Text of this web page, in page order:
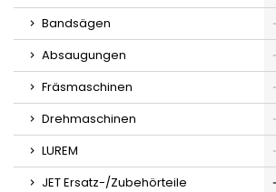
Bandsägen
Absaugungen
Fräsmaschinen
Drehmaschinen
LUREM
JET Ersatz-/Zubehörteile